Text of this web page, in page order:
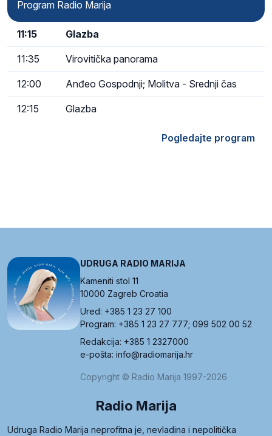
Program Radio Marija
11:15 Glazba
11:35 Virovitička panorama
12:00 Anđeo Gospodnji; Molitva - Srednji čas
12:15 Glazba
Pogledajte program
UDRUGA RADIO MARIJA
Kameniti stol 11
10000 Zagreb Croatia
Ured: +385 1 23 27 100
Program: +385 1 23 27 777; 099 502 00 52
Redakcija: +385 1 2327000
e-pošta: info@radiomarija.hr
Copyright © Radio Marija 1997-2026
Radio Marija
Udruga Radio Marija neprofitna je, nevladina i nepolitička